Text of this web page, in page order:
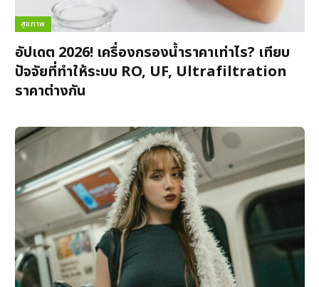
สุขภาพ
อัปเดต 2026! เครื่องกรองน้ำราคาเท่าไร? เทียบ
ปัจจัยที่ทำให้ระบบ RO, UF, Ultrafiltration
ราคาต่างกัน